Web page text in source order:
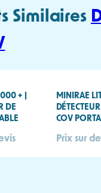
Similaires
+ |
DE
MINIRAE
COV
Prix sur